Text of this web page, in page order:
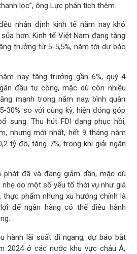
lọc”, ông Lực phân tích thêm.
nhận định kinh tế năm nay khó
hơn. Kinh tế Việt Nam đang tăng
trưởng từ 5-5,5%, năm tới dự báo
nay tăng trưởng gần 6%, quý 4
đầu tư công, mặc dù còn nhiều
mạnh trong năm nay, bình quân
30% so với cùng kỳ, hiện đóng góp
sung. Thu hút FDI đang phục hồi,
nhưng mới nhất, hết 9 tháng năm
tỷ đô, tăng 7%, trong khi giải ngân
đã và đang giảm dần, mặc dù
do một số yếu tố thời vụ như giá
thực phẩm nhưng xu hướng chính là
để ngân hàng có thể điều hành
hành lãi suất đi ngang, dự báo bắt
2024 ở các nước khu vực châu Á,